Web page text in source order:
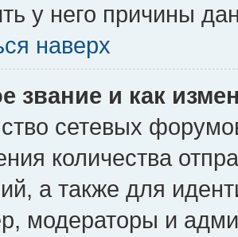
у него причины
наверх
звание и как
сетевых
количества
а также для
модераторы и